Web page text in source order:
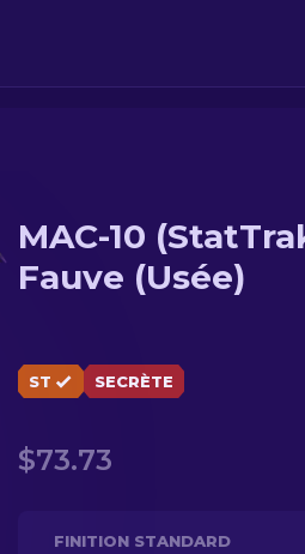
MAC-10
Fauve (Usée)
ST SECRÈTE
$73.73
FINITION STANDARD